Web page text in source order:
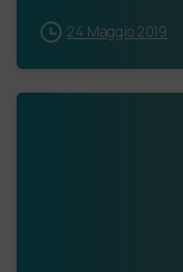
24 Maggio 2019